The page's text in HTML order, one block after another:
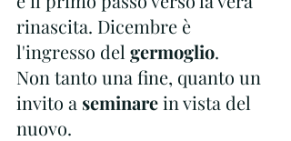
rinascita. Dicembre è
l'ingresso del germoglio.
Non tanto una fine, quanto un
invito a seminare in vista del
nuovo.